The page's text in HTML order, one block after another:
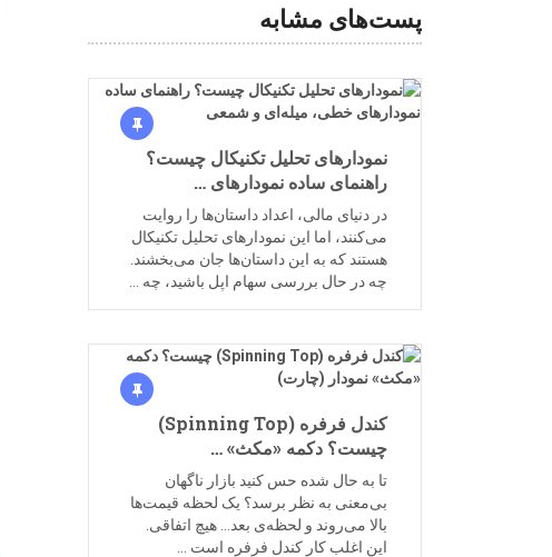
پست‌های مشابه
نمودارهای تحلیل تکنیکال چیست؟
راهنمای ساده نمودارهای …
در دنیای مالی، اعداد داستان‌ها را روایت
می‌کنند، اما این نمودارهای تحلیل تکنیکال
هستند که به این داستان‌ها جان می‌بخشند.
چه در حال بررسی سهام اپل باشید، چه …
کندل فرفره (Spinning Top)
چیست؟ دکمه «مکث» …
تا به حال شده حس کنید بازار ناگهان
بی‌معنی به نظر برسد؟ یک لحظه قیمت‌ها
بالا می‌روند و لحظه‌ی بعد… هیچ اتفاقی.
این اغلب کار کندل فرفره است …